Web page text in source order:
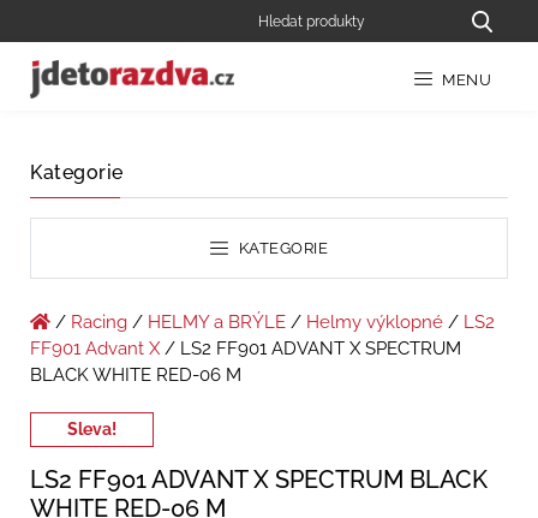
MENU
Kategorie
KATEGORIE
/ Racing / HELMY a BRÝLE / Helmy výklopné / LS2
FF901 Advant X/ LS2 FF901 ADVANT X SPECTRUM
BLACK WHITE RED-06 M
Sleva!
LS2 FF901 ADVANT X SPECTRUM BLACK
WHITE RED-06 M